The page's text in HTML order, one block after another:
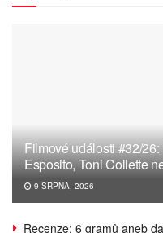
Filmové události #32/
Esposito, Toni Collette
9 SRPNA, 2026
Recenze: 6 gramů aneb